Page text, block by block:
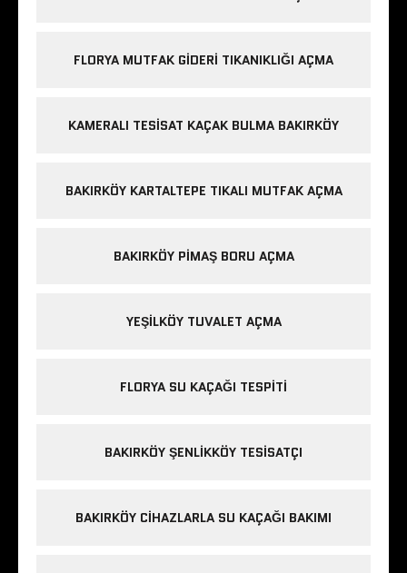
FLORYA MUTFAK GIDERI TIKANIKLIĞI AÇMA
KAMERALI TESISAT KAÇAK BULMA BAKIRKÖY
BAKIRKÖY KARTALTEPE TIKALI MUTFAK AÇMA
BAKIRKÖY PIMAŞ BORU AÇMA
YEŞILKÖY TUVALET AÇMA
FLORYA SU KAÇAĞI TESPITI
BAKIRKÖY ŞENLIKKÖY TESISATÇI
BAKIRKÖY CIHAZLARLA SU KAÇAĞI BAKIMI